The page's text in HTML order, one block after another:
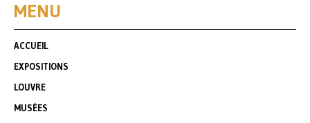
MENU
ACCUEIL
EXPOSITIONS
LOUVRE
MUSÉES